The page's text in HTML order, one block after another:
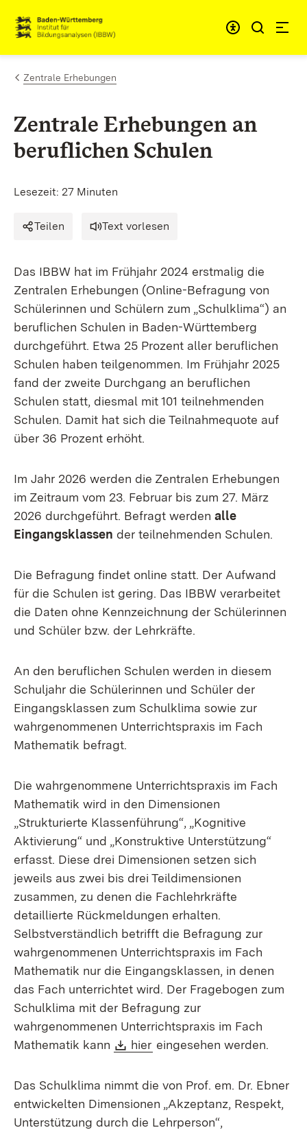
Zum Inhalt springen
Link zur Startseite
Zentrale Erhebungen
Zentrale Erhebungen an
beruflichen Schulen
Lesezeit: 27 Minuten
Teilen Text vorlesen
Das IBBW hat im Frühjahr 2024 erstmalig die
Zentralen Erhebungen (Online-Befragung von
Schülerinnen und Schülern zum „Schulklima“) an
beruflichen Schulen in Baden-Württemberg
durchgeführt. Etwa 25 Prozent aller beruflichen
Schulen haben teilgenommen. Im Frühjahr 2025
fand der zweite Durchgang an beruflichen
Schulen statt, diesmal mit 101 teilnehmenden
Schulen. Damit hat sich die Teilnahmequote auf
über 36 Prozent erhöht.
Im Jahr 2026 werden die Zentralen Erhebungen
im Zeitraum vom 23. Februar bis zum 27. März
2026 durchgeführt. Befragt werden alle
Eingangsklassen der teilnehmenden Schulen.
Die Befragung findet online statt. Der Aufwand
für die Schulen ist gering. Das IBBW verarbeitet
die Daten ohne Kennzeichnung der Schülerinnen
und Schüler bzw. der Lehrkräfte.
An den beruflichen Schulen werden in diesem
Schuljahr die Schülerinnen und Schüler der
Eingangsklassen zum Schulklima sowie zur
wahrgenommenen Unterrichtspraxis im Fach
Mathematik befragt.
Die wahrgenommene Unterrichtspraxis im Fach
Mathematik wird in den Dimensionen
„Strukturierte Klassenführung“, „Kognitive
Aktivierung“ und „Konstruktive Unterstützung“
erfasst. Diese drei Dimensionen setzen sich
jeweils aus zwei bis drei Teildimensionen
zusammen, zu denen die Fachlehrkräfte
detaillierte Rückmeldungen erhalten.
Selbstverständlich betrifft die Befragung zur
wahrgenommenen Unterrichtspraxis im Fach
Mathematik nur die Eingangsklassen, in denen
das Fach unterrichtet wird. Der Fragebogen zum
Schulklima mit der Befragung zur
wahrgenommenen Unterrichtspraxis im Fach
Mathematik kann
Download:
hier (Öffnet in neuem Fenster)
eingesehen werden.
Das Schulklima nimmt die von Prof. em. Dr. Ebner
entwickelten Dimensionen „Akzeptanz, Respekt,
Unterstützung durch die Lehrperson“,